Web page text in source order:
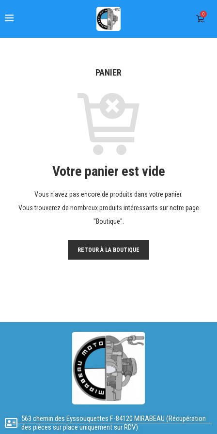
0
PANIER
Votre panier est vide
Vous n'avez pas encore de produits dans votre panier.
Vous trouverez de nombreux produits intéressants sur notre page
"Boutique".
RETOUR À LA BOUTIQUE
563 chemin des Eyssouquettes F-84120 MIRABEAU (Récupération
des pièces sur place uniquement sur RDV)